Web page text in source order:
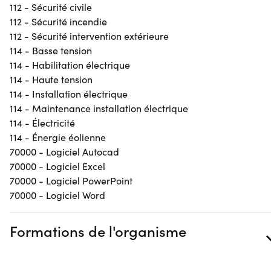
112 - Sécurité civile
112 - Sécurité incendie
112 - Sécurité intervention extérieure
114 - Basse tension
114 - Habilitation électrique
114 - Haute tension
114 - Installation électrique
114 - Maintenance installation électrique
114 - Électricité
114 - Énergie éolienne
70000 - Logiciel Autocad
70000 - Logiciel Excel
70000 - Logiciel PowerPoint
70000 - Logiciel Word
Formations de l'organisme